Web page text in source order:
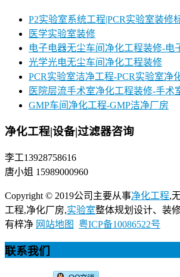
P2实验室系统工程|PCR实验室装修
医学实验室装修
电子电器无尘车间净化工程装修-电
光学光电无尘车间净化工程装修
PCR实验室洁净工程-PCR实验室净
医院层流手术室净化工程装修-手术
GMP车间净化工程-GMP洁净厂房
净化工程|设备|过滤器咨询
李工13928758616
唐小姐 15989000960
Copyright © 2019公司主要从事净化工程,
工程,净化厂房,实验室整体规划设计、装
有梓净 网站地图 粤ICP备10086522号
联系我们